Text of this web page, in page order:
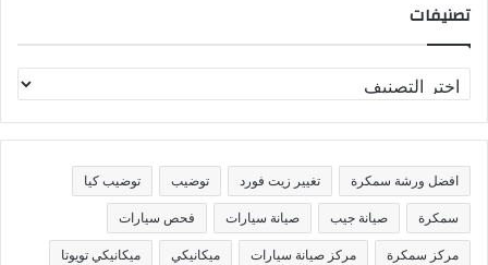
تصنيفات
ص
ن
ف
ا
افضل ورشة سمكرة تغيير زيت فورد توضيب توضيب كيا
سمكرة صيانة جيب صيانة سيارات فحص سيارات
مركز سمكرة مركز صيانة سيارات ميكانيكي ميكانيكي تويوتا